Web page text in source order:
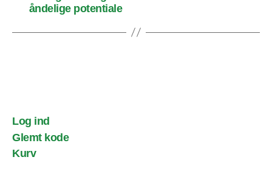
åndelige potentiale
Log ind
Glemt kode
Kurv